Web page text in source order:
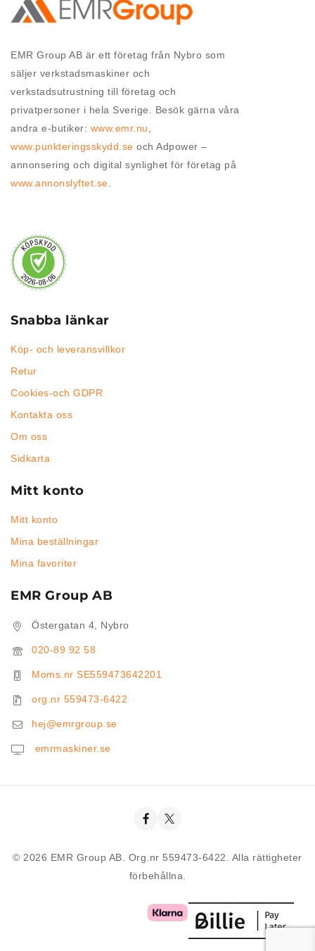
EMR Group AB är ett företag från Nybro som
säljer verkstadsmaskiner och
verkstadsutrustning till företag och
privatpersoner i hela Sverige. Besök gärna våra
andra e-butiker: www.emr.nu,
www.punkteringsskydd.se och Adpower –
annonsering och digital synlighet för företag på
www.annonslyftet.se.
Snabba länkar
Köp- och leveransvillkor
Retur
Cookies-och GDPR
Kontakta oss
Om oss
Sidkarta
Mitt konto
Mitt konto
Mina beställningar
Mina favoriter
EMR Group AB
Östergatan 4, Nybro
020-89 92 58
Moms.nr SE559473642201
org.nr 559473-6422
hej@emrgroup.se
emrmaskiner.se
© 2026 EMR Group AB. Org.nr 559473-6422. Alla rättigheter
förbehållna.